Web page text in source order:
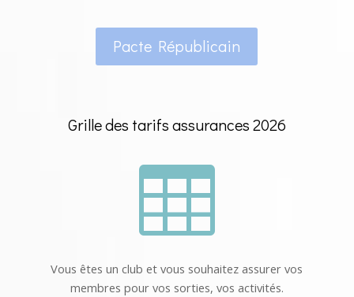
Pacte Républicain
Grille des tarifsassurances 2026

Vous êtes un club et vous souhaitez assurer vos
membres pour vos sorties, vos activités.